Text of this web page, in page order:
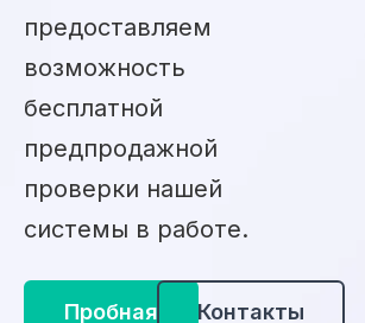
предоставляем
возможность
бесплатной
предпродажной
проверки нашей
системы в работе.
Пробная
Контакты